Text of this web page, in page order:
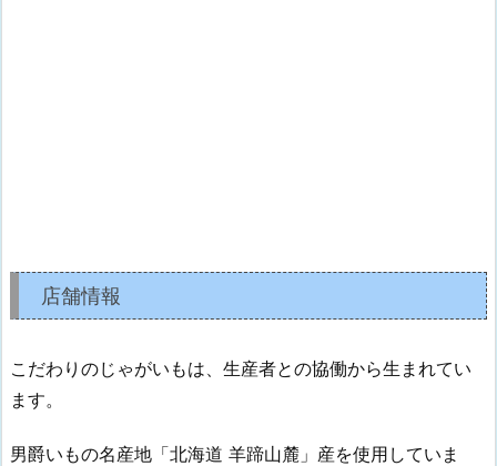
店舗情報
こだわりのじゃがいもは、生産者との協働から生まれてい
ます。
男爵いもの名産地「北海道 羊蹄山麓」産を使用していま